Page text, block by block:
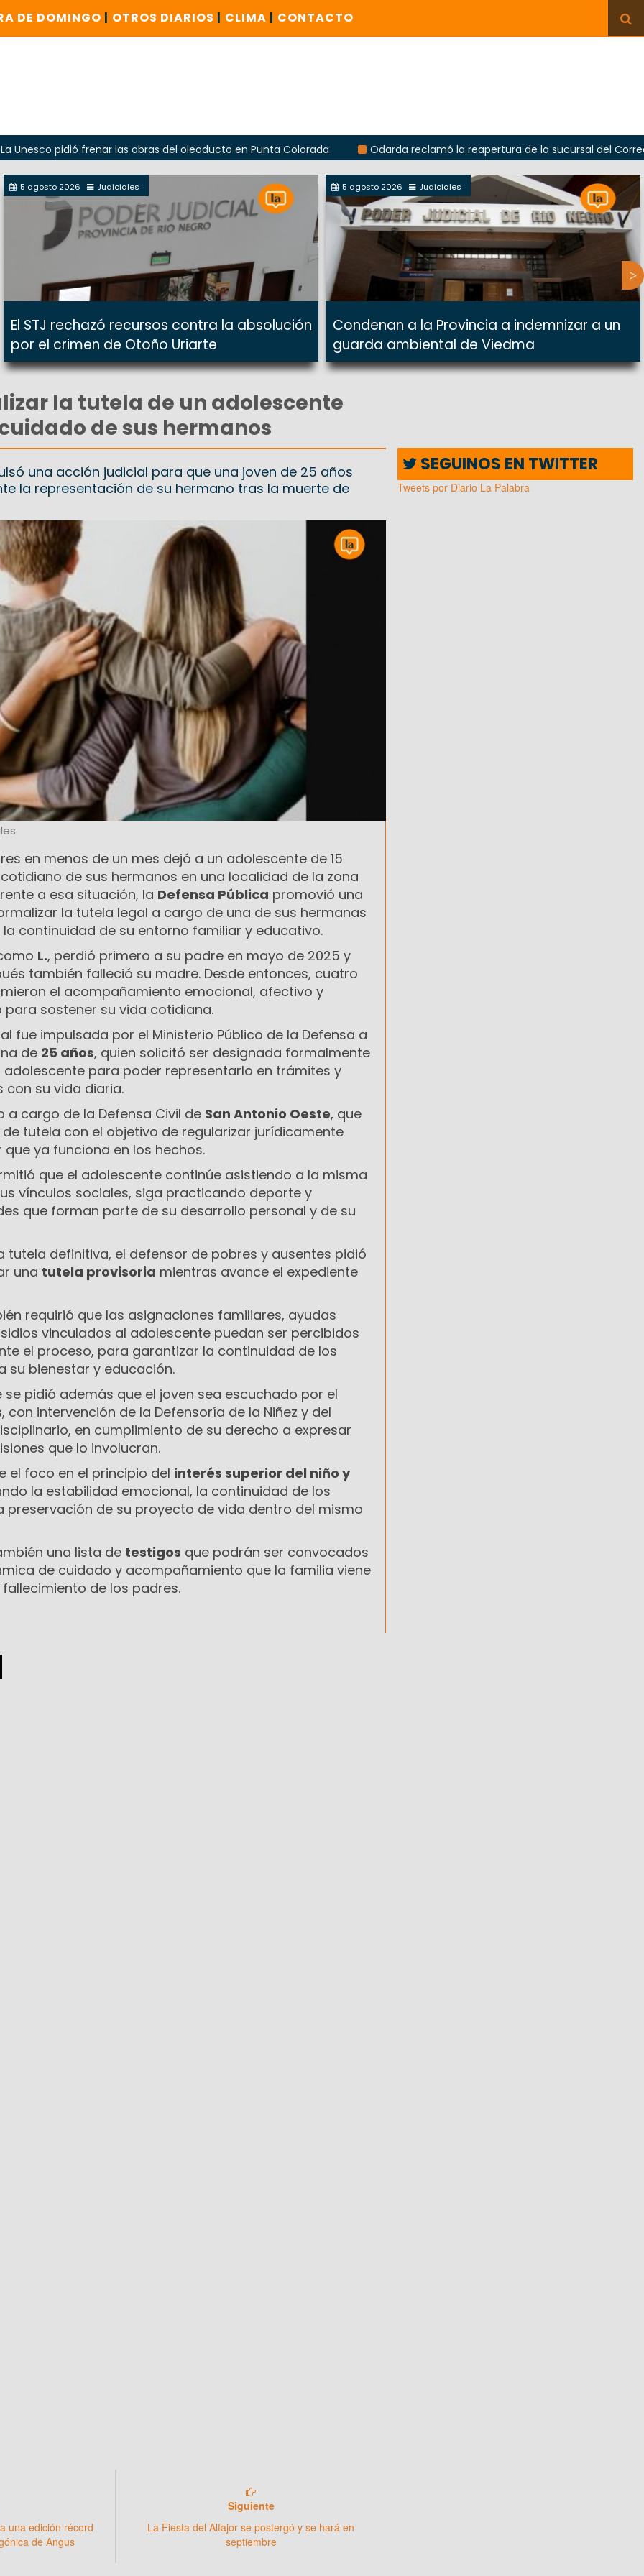
DE DOMINGO | OTROS DIARIOS | CLIMA | CONTACTO
pidió frenar las obras del oleoducto en Punta Colorada
Odarda reclamó la reapertura de la sucursal del Correo
5 agosto 2026 Judiciales
El STJ rechazó recursos contra la absolución
por el crimen de Otoño Uriarte
5 agosto 2026 Judiciales
Condenan a la Provincia a indemnizar a un
guarda ambiental de Viedma
la tutela de un adolescente
de sus hermanos
una acción judicial para que una joven de 25 años
la representación de su hermano tras la muerte de
en menos de un mes dejó a un adolescente de 15
de sus hermanos en una localidad de la zona
a esa situación, la Defensa Pública promovió una
la tutela legal a cargo de una de sus hermanas
continuidad de su entorno familiar y educativo.
L., perdió primero a su padre en mayo de 2025 y
también falleció su madre. Desde entonces, cuatro
el acompañamiento emocional, afectivo y
sostener su vida cotidiana.
fue impulsada por el Ministerio Público de la Defensa a
de 25 años, quien solicitó ser designada formalmente
para poder representarlo en trámites y
con su vida diaria.
a cargo de la Defensa Civil de San Antonio Oeste, que
tutela con el objetivo de regularizar jurídicamente
ya funciona en los hechos.
que el adolescente continúe asistiendo a la misma
vínculos sociales, siga practicando deporte y
que forman parte de su desarrollo personal y de su
tutela definitiva, el defensor de pobres y ausentes pidió
una tutela provisoria mientras avance el expediente
requirió que las asignaciones familiares, ayudas
vinculados al adolescente puedan ser percibidos
el proceso, para garantizar la continuidad de los
su bienestar y educación.
se pidió además que el joven sea escuchado por el
, con intervención de la Defensoría de la Niñez y del
en cumplimiento de su derecho a expresar
que lo involucran.
el foco en el principio del interés superior del niño y
la estabilidad emocional, la continuidad de los
preservación de su proyecto de vida dentro del mismo
una lista de testigos que podrán ser convocados
de cuidado y acompañamiento que la familia viene
de los padres.
una edición récord
de Angus
Siguiente
La Fiesta del Alfajor se postergó y se hará en
septiembre
SEGUINOS EN TWITTER
Tweets por Diario La Palabra